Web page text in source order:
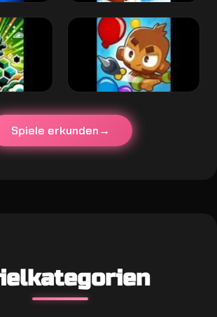
Spiele erkunden